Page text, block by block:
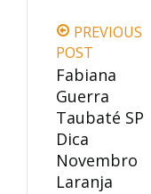
PREVIOUS
POST
Fabiana
Guerra
Taubaté SP
Dica
Novembro
Laranja